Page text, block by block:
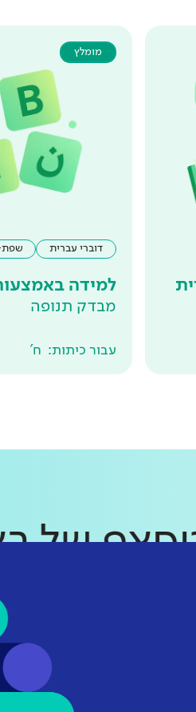
מומלץ
דוברי עברית
למידה
מבדק תנופה
עבור כיתות: ח'